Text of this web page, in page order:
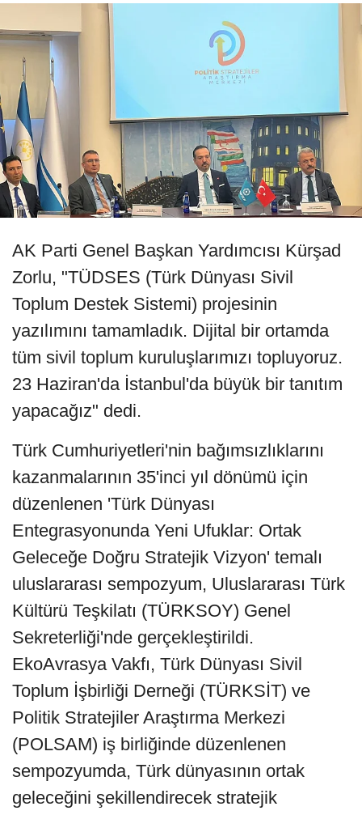
AK Parti Genel Başkan Yardımcısı Kürşad
Zorlu, "TÜDSES (Türk Dünyası Sivil
Toplum Destek Sistemi) projesinin
yazılımını tamamladık. Dijital bir ortamda
tüm sivil toplum kuruluşlarımızı topluyoruz.
23 Haziran'da İstanbul'da büyük bir tanıtım
yapacağız" dedi.
Türk Cumhuriyetleri'nin bağımsızlıklarını
kazanmalarının 35'inci yıl dönümü için
düzenlenen 'Türk Dünyası
Entegrasyonunda Yeni Ufuklar: Ortak
Geleceğe Doğru Stratejik Vizyon' temalı
uluslararası sempozyum, Uluslararası Türk
Kültürü Teşkilatı (TÜRKSOY) Genel
Sekreterliği'nde gerçekleştirildi.
EkoAvrasya Vakfı, Türk Dünyası Sivil
Toplum İşbirliği Derneği (TÜRKSİT) ve
Politik Stratejiler Araştırma Merkezi
(POLSAM) iş birliğinde düzenlenen
sempozyumda, Türk dünyasının ortak
geleceğini şekillendirecek stratejik